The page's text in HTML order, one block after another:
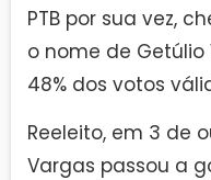
PTB por sua vez,
o nome de
48% dos votos
Reeleito, em 3 de
Vargas passou a